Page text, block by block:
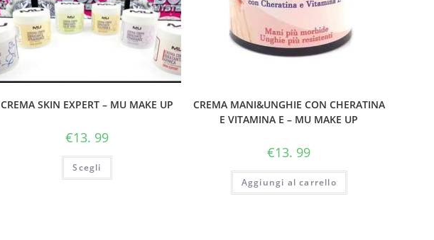
CREMA SKIN EXPERT – MU MAKE UP
€13. 99
Scegli
CREMA MANI&UNGHIE CON CHERATINA
E VITAMINA E – MU MAKE UP
€13. 99
Aggiungi al carrello